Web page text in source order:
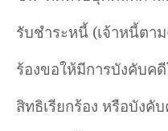
รับชำระหนี้ (เจ้าหนี้ตา
ร้องขอให้มีการบังคับค
สิทธิเรียกร้อง หรือบัง